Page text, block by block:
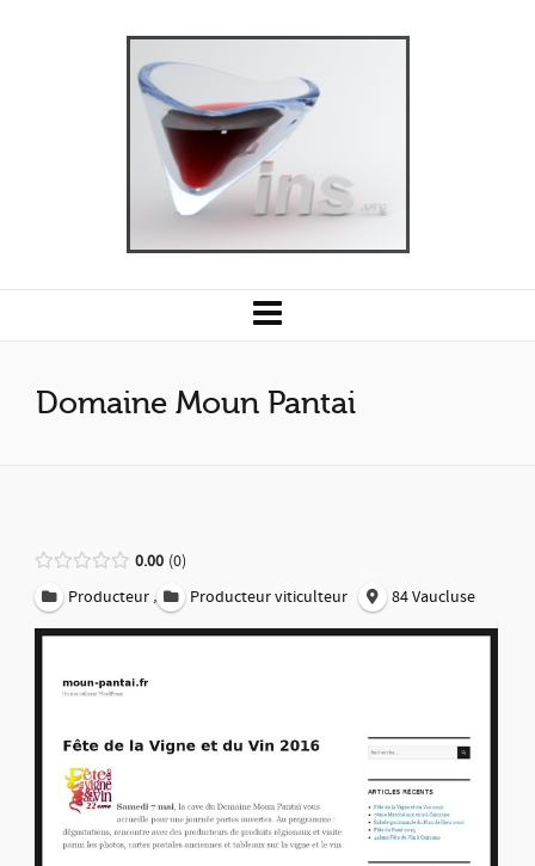
Domaine Moun Pantai
0.00 0
Producteur , Producteur viticulteur 84 Vaucluse